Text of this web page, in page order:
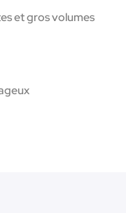
et gros volumes